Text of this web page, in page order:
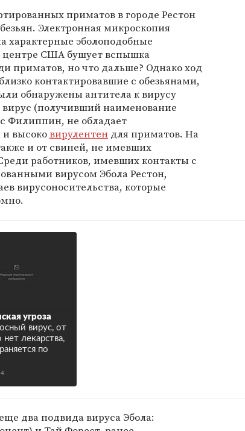
приматов в городе Рестон
Электронная микроскопия
характерные эболоподобные
центре США бушует вспышка
приматов, но что дальше? Однако ход
контактировавшие с обезьянами,
обнаружены антитела к вирусу
(получивший наименование
Филиппин, не обладает
и высоковирулентен для приматов. На
и от свиней, не имевших
работников, имевших контакты с
вирусом Эбола Рестон,
вирусоносительства, которые
угроза
вирус, от
нет лекарства,
по
два подвида вируса Эбола: